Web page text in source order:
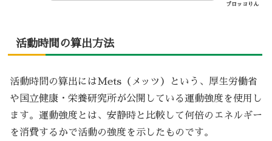
ブロッコりん
活動時間の算出方法
活動時間の算出にはMets（メッツ）という、厚生労働省
や国立健康・栄養研究所が公開している運動強度を使用し
ます。運動強度とは、安静時と比較して何倍のエネルギー
を消費するかで活動の強度を示したものです。